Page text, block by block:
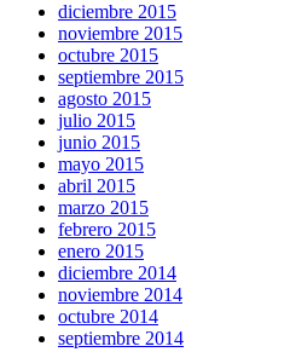
diciembre 2015
noviembre 2015
octubre 2015
septiembre 2015
agosto 2015
julio 2015
junio 2015
mayo 2015
abril 2015
marzo 2015
febrero 2015
enero 2015
diciembre 2014
noviembre 2014
octubre 2014
septiembre 2014